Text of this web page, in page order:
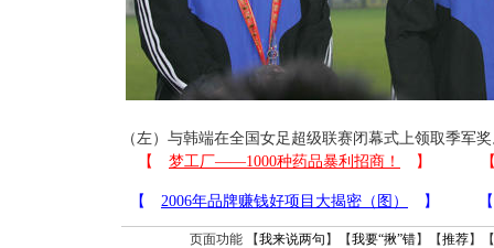
（左）与韩端在全国女足超级联赛闭幕式上领取季军
页面功能 【我来说两句 】【我要“揪”错】【推荐】